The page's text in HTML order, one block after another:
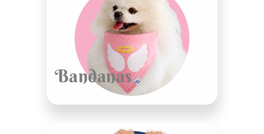
Bandanas